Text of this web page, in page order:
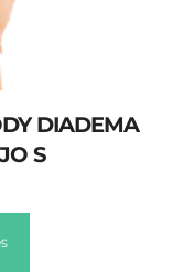
DIADEMA
S